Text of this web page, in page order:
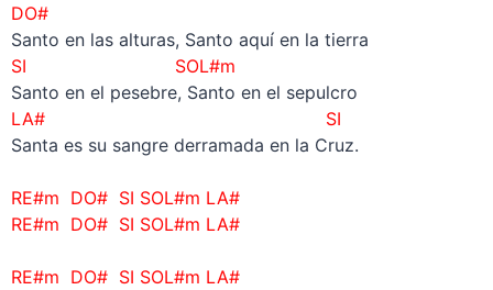
DO#
Santo en las alturas, Santo aquí en la tierra
SI SOL#m
Santo en el pesebre, Santo en el sepulcro
LA# SI
Santa es su sangre derramada en la Cruz.
RE#m DO# SI SOL#m LA#
RE#m DO# SI SOL#m LA#
RE#m DO# SI SOL#m LA#